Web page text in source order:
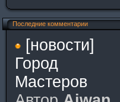
Последние комментарии
[новости]
Город
Мастеров